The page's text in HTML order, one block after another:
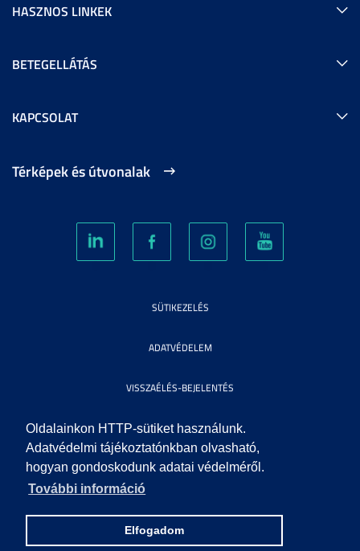
Oldalainkon HTTP-sütiket használunk.
Adatvédelmi tájékoztatónkban olvasható,
hogyan gondoskodunk adatai védelméről.
További információ
Elfogadom
HASZNOS LINKEK
BETEGELLÁTÁS
KAPCSOLAT
Térképek és útvonalak
SÜTIKEZELÉS
ADATVÉDELEM
VISSZAÉLÉS-BEJELENTÉS
KÖZÉRDEKŰ ADATOK
IMPRESSZUM